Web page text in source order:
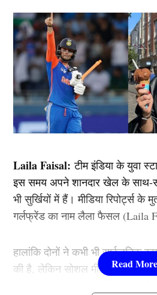
Laila Faisal:टीम इंडिया के युवा
इस समय अपने शानदार खेल के साथ-
भी सुर्खियों में हैं। मीडिया रिपोर्ट्स के
गर्लफ्रेंड का नाम लैला फैसल (Laila
हालांकि दोनों ने कभी भी सार्वजनिक
की है, लेकिन सोशल मीडिया और